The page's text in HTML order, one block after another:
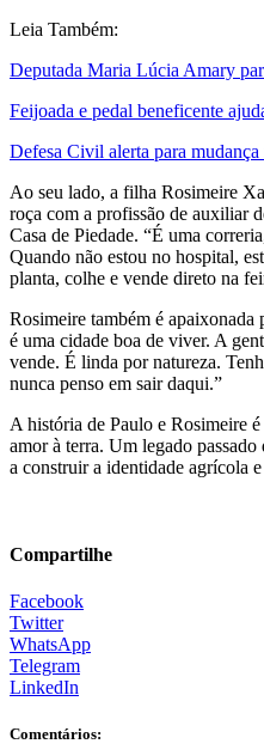
Leia Também:
Deputada Maria Lúcia Amary
Feijoada e pedal beneficente
Defesa Civil alerta para
Ao seu lado, a filha Rosimeire
roça com a profissão de auxiliar
Casa de Piedade. “É uma
Quando não estou no hospital,
planta, colhe e vende direto na
Rosimeire também é apaixonada
é uma cidade boa de viver. A
vende. É linda por natureza.
nunca penso em sair daqui.”
A história de Paulo e Rosimeire
amor à terra. Um legado passado
a construir a identidade agrícola
Compartilhe
Facebook
Twitter
WhatsApp
Telegram
LinkedIn
Comentários: